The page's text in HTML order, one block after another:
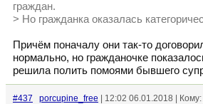
граждан.
> Но гражданка оказалась
Причём поначалу они так-то
нормально, но гражданочке
решила полить помоями бывшего
#437 porcupine_free | 12:02 06.01.2018 | Кому: